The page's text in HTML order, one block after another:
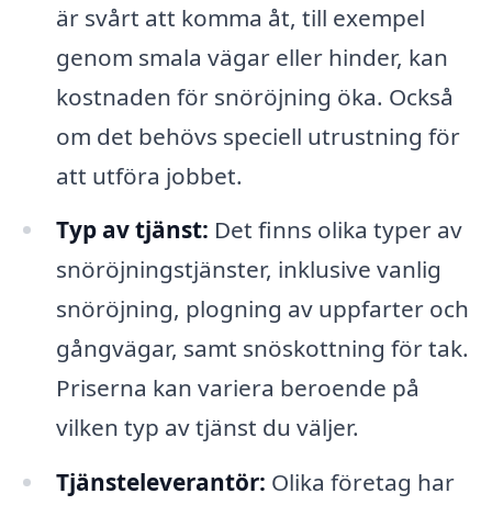
är svårt att komma åt, till exempel
genom smala vägar eller hinder, kan
kostnaden för snöröjning öka. Också
om det behövs speciell utrustning för
att utföra jobbet.
Typ av tjänst: Det finns olika typer av
snöröjningstjänster, inklusive vanlig
snöröjning, plogning av uppfarter och
gångvägar, samt snöskottning för tak.
Priserna kan variera beroende på
vilken typ av tjänst du väljer.
Tjänsteleverantör: Olika företag har